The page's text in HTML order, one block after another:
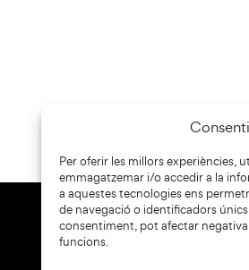
Per oferir les millors experiències,
emmagatzemar i/o accedir a la
a aquestes tecnologies ens
de navegació o identificadors
consentiment, pot afectar
funcions.